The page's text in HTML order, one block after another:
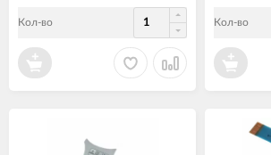
Кол-во Кол-во